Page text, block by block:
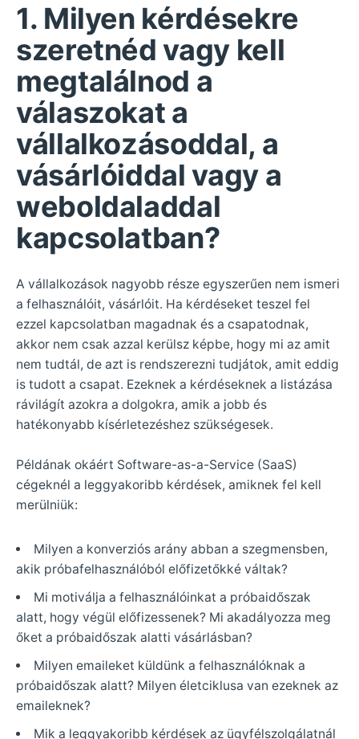
1. Milyen kérdésekre
szeretnéd vagy kell
megtalálnod a
válaszokat a
vállalkozásoddal, a
vásárlóiddal vagy a
weboldaladdal
kapcsolatban?
A vállalkozások nagyobb része egyszerűen nem ismeri
a felhasználóit, vásárlóit. Ha kérdéseket teszel fel
ezzel kapcsolatban magadnak és a csapatodnak,
akkor nem csak azzal kerülsz képbe, hogy mi az amit
nem tudtál, de azt is rendszerezni tudjátok, amit eddig
is tudott a csapat. Ezeknek a kérdéseknek a listázása
rávilágít azokra a dolgokra, amik a jobb és
hatékonyabb kísérletezéshez szükségesek.
Példának okáért Software-as-a-Service (SaaS)
cégeknél a leggyakoribb kérdések, amiknek fel kell
merülniük:
Milyen a konverziós arány abban a szegmensben,
akik próbafelhasználóból előfizetőkké váltak?
Mi motiválja a felhasználóinkat a próbaidőszak
alatt, hogy végül előfizessenek? Mi akadályozza meg
őket a próbaidőszak alatti vásárlásban?
Milyen emaileket küldünk a felhasználóknak a
próbaidőszak alatt? Milyen életciklusa van ezeknek az
emaileknek?
Mik a leggyakoribb kérdések az ügyfélszolgálatnál